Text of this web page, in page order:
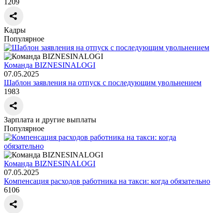
Кадры
Популярное
Команда BIZNESINALOGI
07.05.2025
Шаблон заявления на отпуск с последующим увольнением
1983
Зарплата и другие выплаты
Популярное
Команда BIZNESINALOGI
07.05.2025
Компенсация расходов работника на такси: когда обязательно
6106